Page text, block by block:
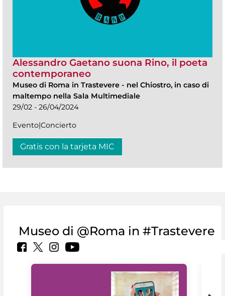
Alessandro Gaetano suona Rino, il poeta
contemporaneo
Museo di Roma in Trastevere - nel Chiostro, in caso di
maltempo nella Sala Multimediale
29/02 - 26/04/2024
Evento|Concierto
Gratis con la tarjeta MIC
Museo di @Roma in #Trastevere